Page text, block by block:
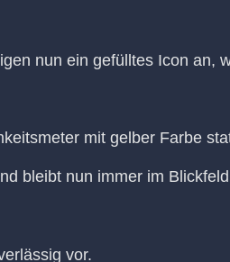
nun ein gefülltes Icon an,
mit gelber Farbe
bleibt nun immer im
vor.